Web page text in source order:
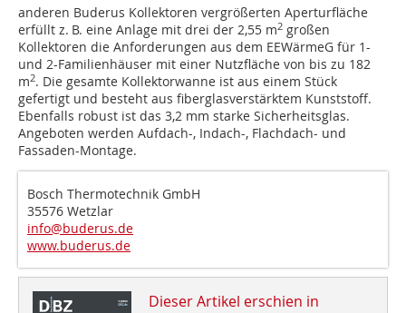
anderen Buderus Kollektoren vergrößerten Aperturfläche
erfüllt z. B. eine Anlage mit drei der 2,55 m2 großen
Kollektoren die Anforderungen aus dem EEWärmeG für 1-
und 2-Familienhäuser mit einer Nutzfläche von bis zu 182
m2. Die gesamte Kollektorwanne ist aus einem Stück
gefertigt und besteht aus fiberglasverstärktem Kunststoff.
Ebenfalls robust ist das 3,2 mm starke Sicherheitsglas.
Angeboten werden Aufdach-, Indach-, Flachdach- und
Fassaden-Montage.
Bosch Thermotechnik GmbH
35576 Wetzlar
info@buderus.de
www.buderus.de
Dieser Artikel erschien in